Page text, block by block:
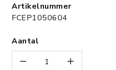
Artikelnummer
FCEP1050604
Aantal